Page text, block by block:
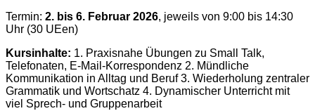
Termin: 2. bis 6. Februar 2026, jeweils von 9:00 bis 14:30
Uhr (30 UEen)
Kursinhalte: 1. Praxisnahe Übungen zu Small Talk,
Telefonaten, E-Mail-Korrespondenz 2. Mündliche
Kommunikation in Alltag und Beruf 3. Wiederholung zentraler
Grammatik und Wortschatz 4. Dynamischer Unterricht mit
viel Sprech- und Gruppenarbeit